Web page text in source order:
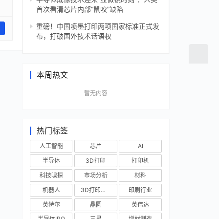
首次看清芯片内部“鼠咬”缺陷
重磅！中国喷墨打印两项国家标准正式发
布，打破国外技术话语权
本周热文
暂无内容
热门标签
人工智能 芯片
AI
半导体
3D打印
打印机
科技嗅探
市场分析
材料
机器人
3D打印技术
印刷行业
英特尔
晶圆
英伟达